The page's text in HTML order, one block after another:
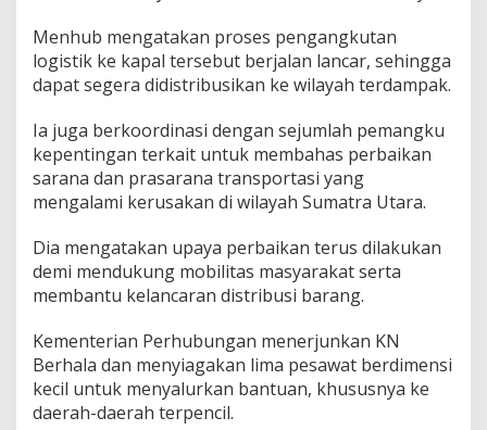
Menhub mengatakan proses pengangkutan
logistik ke kapal tersebut berjalan lancar, sehingga
dapat segera didistribusikan ke wilayah terdampak.
Ia juga berkoordinasi dengan sejumlah pemangku
kepentingan terkait untuk membahas perbaikan
sarana dan prasarana transportasi yang
mengalami kerusakan di wilayah Sumatra Utara.
Dia mengatakan upaya perbaikan terus dilakukan
demi mendukung mobilitas masyarakat serta
membantu kelancaran distribusi barang.
Kementerian Perhubungan menerjunkan KN
Berhala dan menyiagakan lima pesawat berdimensi
kecil untuk menyalurkan bantuan, khususnya ke
daerah-daerah terpencil.